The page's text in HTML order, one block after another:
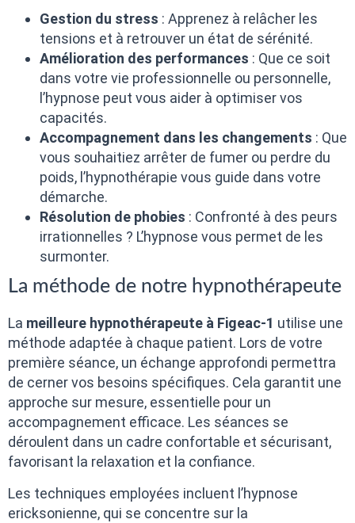
Gestion du stress : Apprenez à relâcher les
tensions et à retrouver un état de sérénité.
Amélioration des performances : Que ce soit
dans votre vie professionnelle ou personnelle,
l’hypnose peut vous aider à optimiser vos
capacités.
Accompagnement dans les changements : Que
vous souhaitiez arrêter de fumer ou perdre du
poids, l’hypnothérapie vous guide dans votre
démarche.
Résolution de phobies : Confronté à des peurs
irrationnelles ? L’hypnose vous permet de les
surmonter.
La méthode de notre hypnothérapeute
La meilleure hypnothérapeute à Figeac-1 utilise une
méthode adaptée à chaque patient. Lors de votre
première séance, un échange approfondi permettra
de cerner vos besoins spécifiques. Cela garantit une
approche sur mesure, essentielle pour un
accompagnement efficace. Les séances se
déroulent dans un cadre confortable et sécurisant,
favorisant la relaxation et la confiance.
Les techniques employées incluent l’hypnose
ericksonienne, qui se concentre sur la